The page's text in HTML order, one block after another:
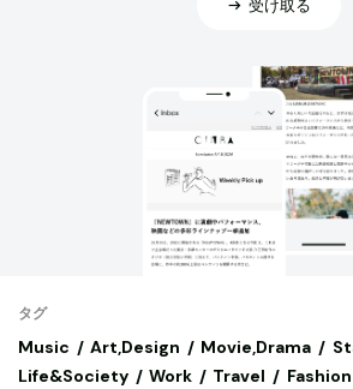
受け取る
タグ
Music Art,Design Movie,Drama
Life&Society
Work Travel Fashion